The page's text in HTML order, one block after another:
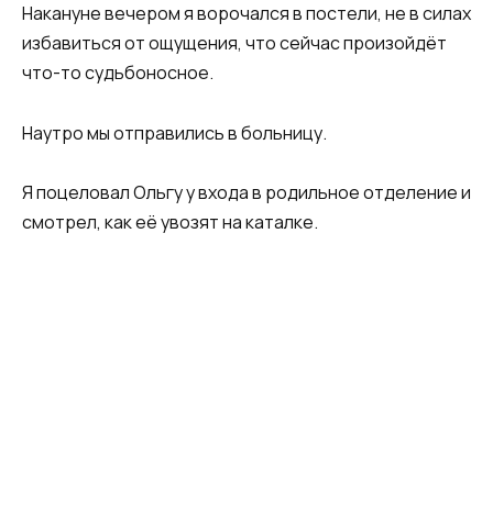
Накануне вечером я ворочался в постели, не в силах
избавиться от ощущения, что сейчас произойдёт
что-то судьбоносное.
Наутро мы отправились в больницу.
Я поцеловал Ольгу у входа в родильное отделение и
смотрел, как её увозят на каталке.